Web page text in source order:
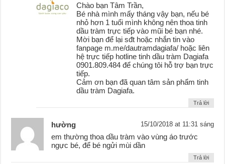
Chào bạn Tâm Trần,
Bé nhà mình mấy tháng vậy bạn, nếu bé
nhỏ hơn 1 tuổi mình không nên thoa tinh
dầu tràm trực tiếp vào mũi bé bạn nhé.
Mời bạn để lại sđt hoặc nhắn tin vào
fanpage m.me/dautramdagiafa/ hoặc liên
hệ trực tiếp hotline tinh dầu tràm Dagiafa
0901.809.484 để chúng tôi hỗ trợ bạn trực
tiếp.
Cảm ơn bạn đã quan tâm sản phẩm tinh
dầu tràm Dagiafa.
Trả lời
hường 15/10/2018 at 11:31 sáng
em thường thoa dầu tràm vào vùng áo trước
ngực bé, để bé ngửi mùi dần
Trả lời